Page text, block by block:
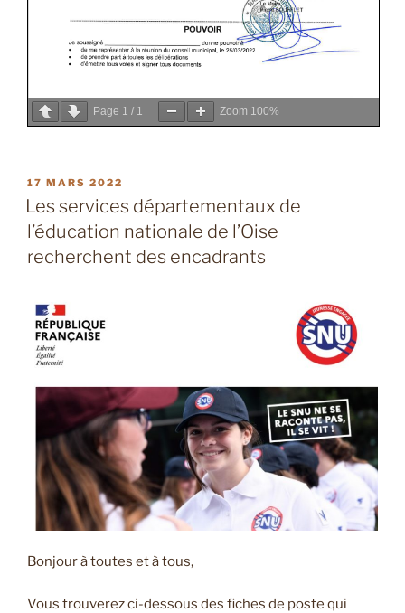
Page 1 / 1 Zoom 100%
PUBLIÉ
LE
17 MARS 2022
Les services départementaux de
l’éducation nationale de l’Oise
recherchent des encadrants
Bonjour à toutes et à tous,
Vous trouverez ci-dessous des fiches de poste qui